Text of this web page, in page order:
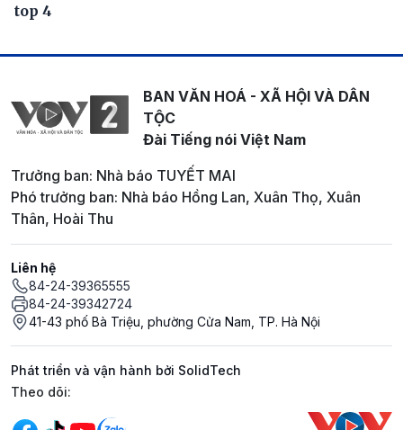
top 4
BAN VĂN HOÁ - XÃ HỘI VÀ DÂN
TỘC
Đài Tiếng nói Việt Nam
Trưởng ban: Nhà báo TUYẾT MAI
Phó trưởng ban: Nhà báo Hồng Lan, Xuân Thọ, Xuân
Thân, Hoài Thu
Liên hệ
84-24-39365555
84-24-39342724
41-43 phố Bà Triệu, phường Cửa Nam, TP. Hà Nội
Phát triển và vận hành bởi SolidTech
Mạng xã hội
Theo dõi: